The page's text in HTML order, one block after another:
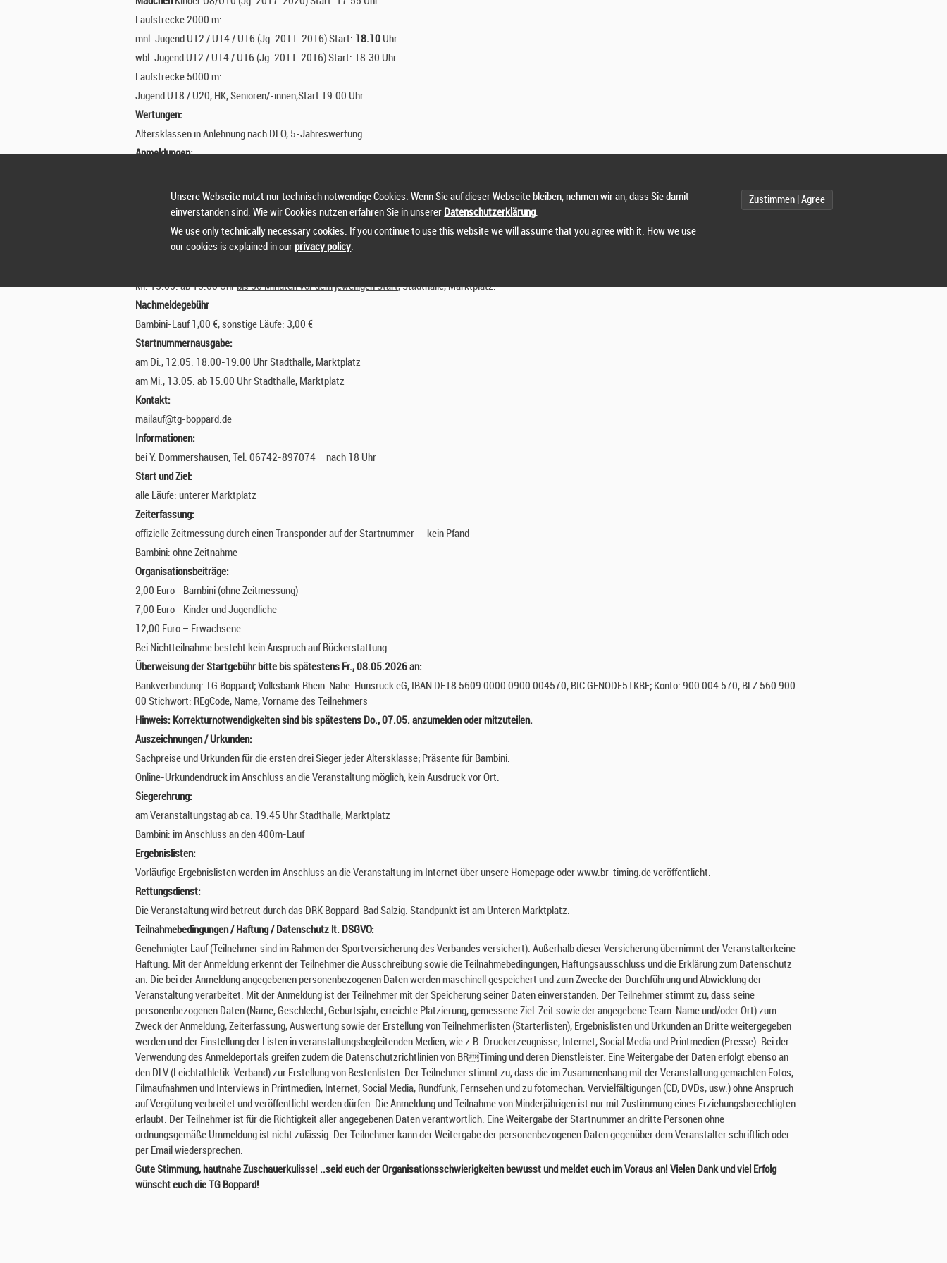
Laufstrecke 2000 m:
mnl. Jugend U12 / U14 / U16 (Jg. 2011-2016) Start: 18.10 Uhr
wbl. Jugend U12 / U14 / U16 (Jg. 2011-2016) Start: 18.30 Uhr
Laufstrecke 5000 m:
Jugend U18 / U20, HK, Senioren/-innen,Start 19.00 Uhr
Wertungen:
Altersklassen in Anlehnung nach DLO, 5-Jahreswertung
Anmeldungen:
max. Teilnehmerzahl Bambini: 120
Nachmeldungen vor Ort (gegen Gebühr):
bis Sonntag, den 10.05.2026 Online
Mi. 13.05. ab 15:00 Uhrbis 30 Minuten vor dem jeweiligen Start, Stadthalle, Marktplatz.
Nachmeldegebühr
Bambini-Lauf 1,00 €, sonstige Läufe: 3,00 €
Startnummernausgabe:
am Di., 12.05. 18.00-19.00 Uhr Stadthalle, Marktplatz
am Mi., 13.05. ab 15.00 Uhr Stadthalle, Marktplatz
Kontakt:
mailauf@tg-boppard.de
Informationen:
bei Y. Dommershausen, Tel. 06742-897074 – nach 18 Uhr
Start und Ziel:
alle Läufe: unterer Marktplatz
Zeiterfassung:
offizielle Zeitmessung durch einen Transponder auf der Startnummer - kein Pfand
Bambini: ohne Zeitnahme
Organisationsbeiträge:
2,00 Euro - Bambini (ohne Zeitmessung)
7,00 Euro - Kinder und Jugendliche
12,00 Euro – Erwachsene
Bei Nichtteilnahme besteht kein Anspruch auf Rückerstattung.
Überweisung der Startgebühr bitte bis spätestens Fr., 08.05.2026 an:
Bankverbindung: TG Boppard; Volksbank Rhein-Nahe-Hunsrück eG, IBAN DE18 5609 0000 0900 004570, BIC GENODE51KRE; Konto: 900 004 570, BLZ 560 900
00 Stichwort: REgCode, Name, Vorname des Teilnehmers
Hinweis: Korrekturnotwendigkeiten sind bis spätestens Do., 07.05. anzumelden oder mitzuteilen.
Auszeichnungen / Urkunden:
Sachpreise und Urkunden für die ersten drei Sieger jeder Altersklasse; Präsente für Bambini.
Online-Urkundendruck im Anschluss an die Veranstaltung möglich, kein Ausdruck vor Ort.
Siegerehrung:
am Veranstaltungstag ab ca. 19.45 Uhr Stadthalle, Marktplatz
Bambini: im Anschluss an den 400m-Lauf
Ergebnislisten:
Vorläufige Ergebnislisten werden im Anschluss an die Veranstaltung im Internet über unsere Homepage oder www.br-timing.de veröffentlicht.
Rettungsdienst:
Die Veranstaltung wird betreut durch das DRK Boppard-Bad Salzig. Standpunkt ist am Unteren Marktplatz.
Teilnahmebedingungen / Haftung / Datenschutz lt. DSGVO:
Genehmigter Lauf (Teilnehmer sind im Rahmen der Sportversicherung des Verbandes versichert). Außerhalb dieser Versicherung übernimmt der Veranstalterkeine
Haftung. Mit der Anmeldung erkennt der Teilnehmer die Ausschreibung sowie die Teilnahmebedingungen, Haftungsausschluss und die Erklärung zum Datenschutz
an. Die bei der Anmeldung angegebenen personenbezogenen Daten werden maschinell gespeichert und zum Zwecke der Durchführung und Abwicklung der
Veranstaltung verarbeitet. Mit der Anmeldung ist der Teilnehmer mit der Speicherung seiner Daten einverstanden. Der Teilnehmer stimmt zu, dass seine
personenbezogenen Daten (Name, Geschlecht, Geburtsjahr, erreichte Platzierung, gemessene Ziel-Zeit sowie der angegebene Team-Name und/oder Ort) zum
Zweck der Anmeldung, Zeiterfassung, Auswertung sowie der Erstellung von Teilnehmerlisten (Starterlisten), Ergebnislisten und Urkunden an Dritte weitergegeben
werden und der Einstellung der Listen in veranstaltungsbegleitenden Medien, wie z.B. Druckerzeugnisse, Internet, Social Media und Printmedien (Presse). Bei der
Verwendung des Anmeldeportals greifen zudem die Datenschutzrichtlinien von BRTiming und deren Dienstleister. Eine Weitergabe der Daten erfolgt ebenso an
den DLV (Leichtathletik-Verband) zur Erstellung von Bestenlisten. Der Teilnehmer stimmt zu, dass die im Zusammenhang mit der Veranstaltung gemachten Fotos,
Filmaufnahmen und Interviews in Printmedien, Internet, Social Media, Rundfunk, Fernsehen und zu fotomechan. Vervielfältigungen (CD, DVDs, usw.) ohne Anspruch
auf Vergütung verbreitet und veröffentlicht werden dürfen. Die Anmeldung und Teilnahme von Minderjährigen ist nur mit Zustimmung eines Erziehungsberechtigten
erlaubt. Der Teilnehmer ist für die Richtigkeit aller angegebenen Daten verantwortlich. Eine Weitergabe der Startnummer an dritte Personen ohne
ordnungsgemäße Ummeldung ist nicht zulässig. Der Teilnehmer kann der Weitergabe der personenbezogenen Daten gegenüber dem Veranstalter schriftlich oder
per Email wiedersprechen.
Gute Stimmung, hautnahe Zuschauerkulisse! ..seid euch der Organisationsschwierigkeiten bewusst und meldet euch im Voraus an! Vielen Dank und viel Erfolg
wünscht euch die TG Boppard!
Zustimmen | Agree
Unsere Webseite nutzt nur technisch notwendige Cookies. Wenn Sie auf dieser Webseite bleiben, nehmen wir an, dass Sie damit
einverstanden sind. Wie wir Cookies nutzen erfahren Sie in unserer Datenschutzerklärung.
We use only technically necessary cookies. If you continue to use this website we will assume that you agree with it. How we use
our cookies is explained in ourprivacy policy.